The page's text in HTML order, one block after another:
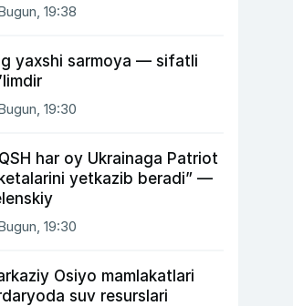
19:38
yaxshi sarmoya — sifatli
19:30
har oy Ukrainaga Patriot
yetkazib beradi” —
19:30
Osiyo mamlakatlari
suv resurslari